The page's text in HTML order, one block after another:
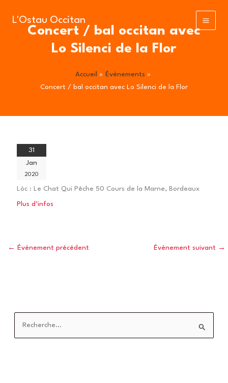
L'Ostau Occitan
Concert / bal occitan avec
Lo Silenci de la Flor
Accueil
Évènements
Concert / bal occitan avec Lo Silenci de la Flor
31
Jan
2020
Lòc : Le Chat Qui Pêche 50 Cours de la Marne, Bordeaux
Plus d’infos
← Évènement précédent Évènement suivant →